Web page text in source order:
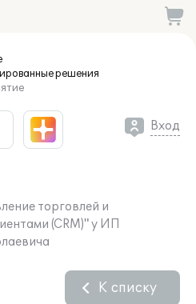
решения
Вход
торговлей и
(CRM)" у ИП
К списку